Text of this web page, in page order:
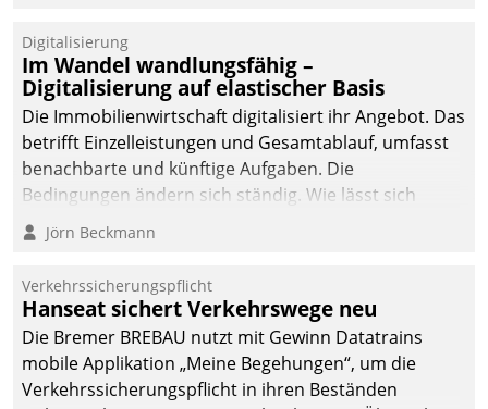
Digitalisierung
Im Wandel wandlungsfähig –
Digitalisierung auf elastischer Basis
Die Immobilienwirtschaft digitalisiert ihr Angebot. Das
betrifft Einzelleistungen und Gesamtablauf, umfasst
benachbarte und künftige Aufgaben. Die
Bedingungen ändern sich ständig. Wie lässt sich
technisch die Kontrolle wahren und zugleich Freiraum
fürs Wachsen öffnen?
Jörn Beckmann
Verkehrssicherungspflicht
Hanseat sichert Verkehrswege neu
Die Bremer BREBAU nutzt mit Gewinn Datatrains
mobile Applikation „Meine Begehungen“, um die
Verkehrssicherungspflicht in ihren Beständen